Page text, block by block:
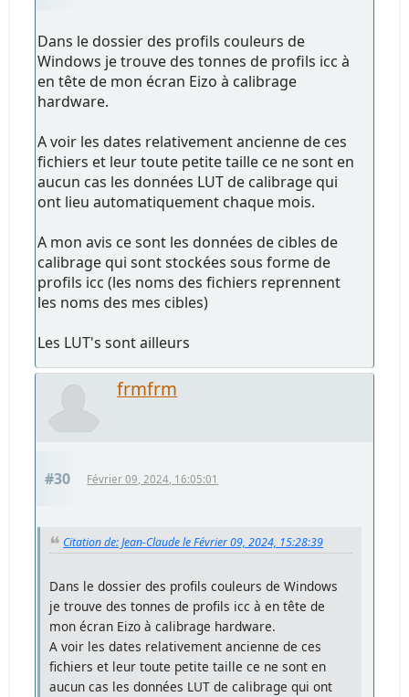
Dans le dossier des profils couleurs de
Windows je trouve des tonnes de profils icc à
en tête de mon écran Eizo à calibrage
hardware.
A voir les dates relativement ancienne de ces
fichiers et leur toute petite taille ce ne sont en
aucun cas les données LUT de calibrage qui
ont lieu automatiquement chaque mois.
A mon avis ce sont les données de cibles de
calibrage qui sont stockées sous forme de
profils icc (les noms des fichiers reprennent
les noms des mes cibles)
Les LUT's sont ailleurs
frmfrm
#30 Février 09, 2024, 16:05:01
Citation de: Jean-Claude le Février 09, 2024, 15:28:39
Dans le dossier des profils couleurs de Windows
je trouve des tonnes de profils icc à en tête de
mon écran Eizo à calibrage hardware.
A voir les dates relativement ancienne de ces
fichiers et leur toute petite taille ce ne sont en
aucun cas les données LUT de calibrage qui ont